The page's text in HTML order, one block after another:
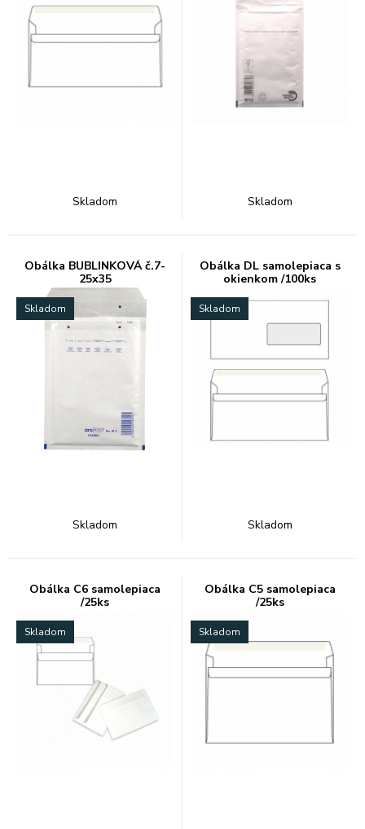
Skladom Skladom
Obálka BUBLINKOVÁ č.7-
25x35
Skladom
Skladom
Obálka DL samolepiaca s
okienkom /100ks
Skladom
Skladom
Obálka C6 samolepiaca
/25ks
Skladom
Obálka C5 samolepiaca
/25ks
Skladom